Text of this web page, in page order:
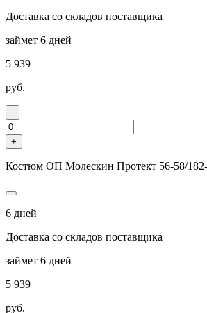
Доставка со складов поставщика
займет 6 дней
5 939
руб.
-
+
Костюм ОП Молескин Протект 56-58/
6 дней
Доставка со складов поставщика
займет 6 дней
5 939
руб.